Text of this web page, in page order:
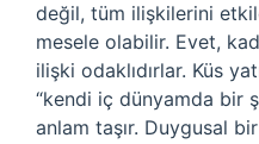
değil, tüm ilişkilerini
mesele olabilir. Evet,
ilişki odaklıdırlar. Küs
“kendi iç dünyamda bir
anlam taşır. Duygusal